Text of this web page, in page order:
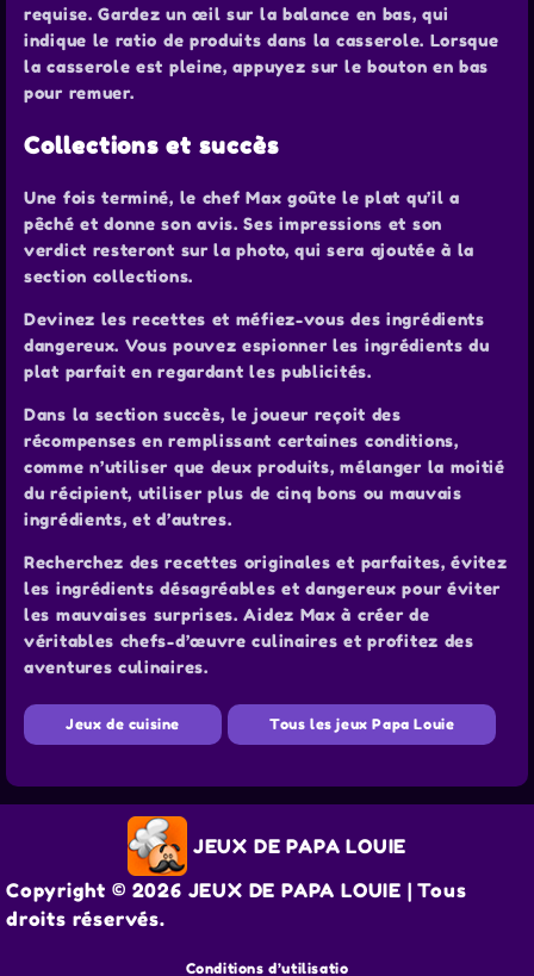
requise. Gardez un œil sur la balance en bas, qui
indique le ratio de produits dans la casserole. Lorsque
la casserole est pleine, appuyez sur le bouton en bas
pour remuer.
Collections et succès
Une fois terminé, le chef Max goûte le plat qu’il a
pêché et donne son avis. Ses impressions et son
verdict resteront sur la photo, qui sera ajoutée à la
section collections.
Devinez les recettes et méfiez-vous des ingrédients
dangereux. Vous pouvez espionner les ingrédients du
plat parfait en regardant les publicités.
Dans la section succès, le joueur reçoit des
récompenses en remplissant certaines conditions,
comme n’utiliser que deux produits, mélanger la moitié
du récipient, utiliser plus de cinq bons ou mauvais
ingrédients, et d’autres.
Recherchez des recettes originales et parfaites, évitez
les ingrédients désagréables et dangereux pour éviter
les mauvaises surprises. Aidez Max à créer de
véritables chefs-d’œuvre culinaires et profitez des
aventures culinaires.
Jeux de cuisine Tous les jeux Papa Louie
JEUX DE PAPA LOUIE
Copyright © 2026 JEUX DE PAPA LOUIE | Tous
droits réservés.
Conditions d’utilisatio